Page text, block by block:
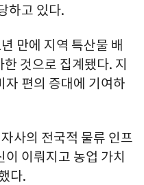
하고 있다.
만에 지역 특산물 배
것으로 집계됐다. 지
자 편의 증대에 기여하
사의 전국적 물류 인프
이뤄지고 농업 가치
다.